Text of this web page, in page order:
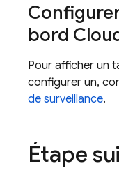
bord
Pour afficher un
configurer un,
de surveillance.
Étape